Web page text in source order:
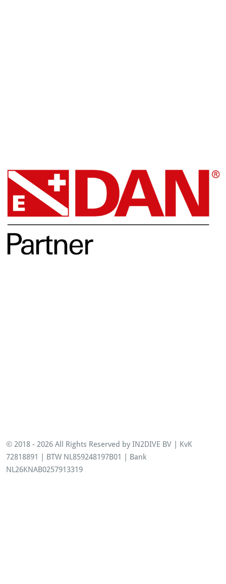
© 2018 - 2026 All Rights Reserved by IN2DIVE BV | KvK
72818891 | BTW NL859248197B01 | Bank
NL26KNAB0257913319